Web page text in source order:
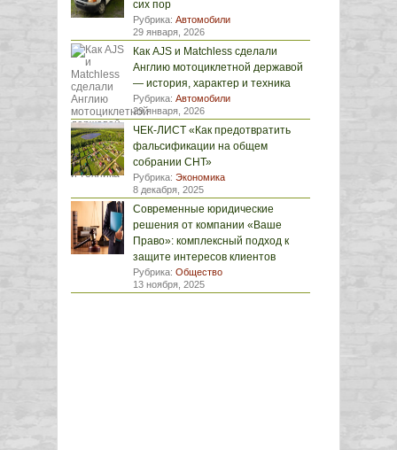
сих пор
Рубрика: Автомобили
29 января, 2026
Как AJS и Matchless сделали
Англию мотоциклетной державой
— история, характер и техника
Рубрика: Автомобили
29 января, 2026
ЧЕК-ЛИСТ «Как предотвратить
фальсификации на общем
собрании СНТ»
Рубрика: Экономика
8 декабря, 2025
Современные юридические
решения от компании «Ваше
Право»: комплексный подход к
защите интересов клиентов
Рубрика: Общество
13 ноября, 2025